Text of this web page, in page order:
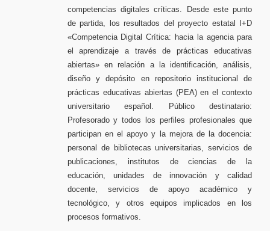
competencias digitales críticas. Desde este punto
de partida, los resultados del proyecto estatal I+D
«Competencia Digital Crítica: hacia la agencia para
el aprendizaje a través de prácticas educativas
abiertas» en relación a la identificación, análisis,
diseño y depósito en repositorio institucional de
prácticas educativas abiertas (PEA) en el contexto
universitario español. Público destinatario:
Profesorado y todos los perfiles profesionales que
participan en el apoyo y la mejora de la docencia:
personal de bibliotecas universitarias, servicios de
publicaciones, institutos de ciencias de la
educación, unidades de innovación y calidad
docente, servicios de apoyo académico y
tecnológico, y otros equipos implicados en los
procesos formativos.